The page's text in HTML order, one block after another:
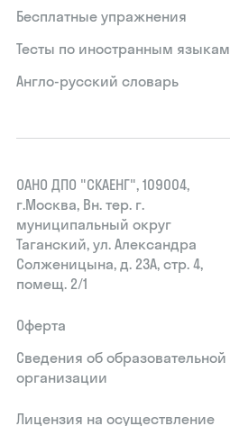
Бесплатные упражнения
Тесты по иностранным языкам
Англо-русский словарь
ОАНО ДПО "СКАЕНГ", 109004,
г.Москва, Вн. тер. г.
муниципальный округ
Таганский, ул. Александра
Солженицына, д. 23А, стр. 4,
помещ. 2/1
Оферта
Сведения об образовательной
организации
Лицензия на осуществление